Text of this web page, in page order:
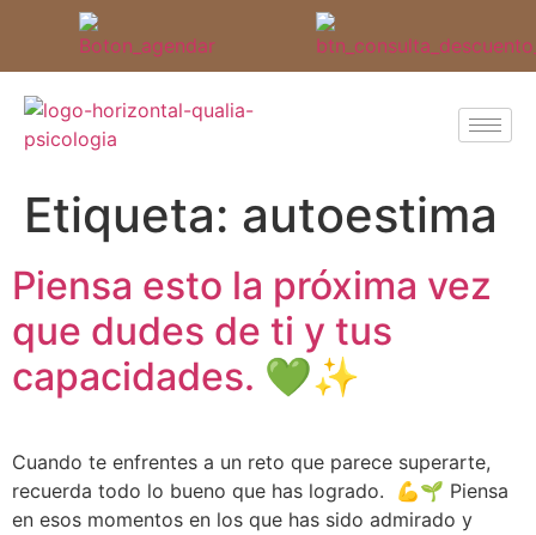
Etiqueta: autoestima
Piensa esto la próxima vez
que dudes de ti y tus
capacidades. 💚✨
Cuando te enfrentes a un reto que parece superarte,
recuerda todo lo bueno que has logrado. 💪🌱 Piensa
en esos momentos en los que has sido admirado y